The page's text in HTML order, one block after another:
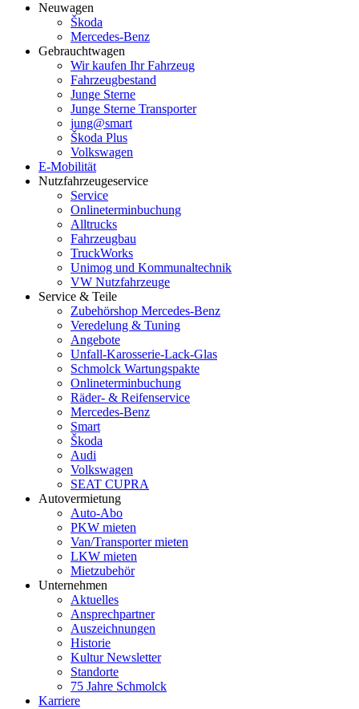
Neuwagen
Škoda
Mercedes-Benz
Gebrauchtwagen
Wir kaufen Ihr Fahrzeug
Fahrzeugbestand
Junge Sterne
Junge Sterne Transporter
jung@smart
Škoda Plus
Volkswagen
E-Mobilität
Nutzfahrzeugeservice
Service
Onlineterminbuchung
Alltrucks
Fahrzeugbau
TruckWorks
Unimog und Kommunaltechnik
VW Nutzfahrzeuge
Service & Teile
Zubehörshop Mercedes-Benz
Veredelung & Tuning
Angebote
Unfall-Karosserie-Lack-Glas
Schmolck Wartungspakte
Onlineterminbuchung
Räder- & Reifenservice
Mercedes-Benz
Smart
Škoda
Audi
Volkswagen
SEAT CUPRA
Autovermietung
Auto-Abo
PKW mieten
Van/Transporter mieten
LKW mieten
Mietzubehör
Unternehmen
Aktuelles
Ansprechpartner
Auszeichnungen
Historie
Kultur Newsletter
Standorte
75 Jahre Schmolck
Karriere